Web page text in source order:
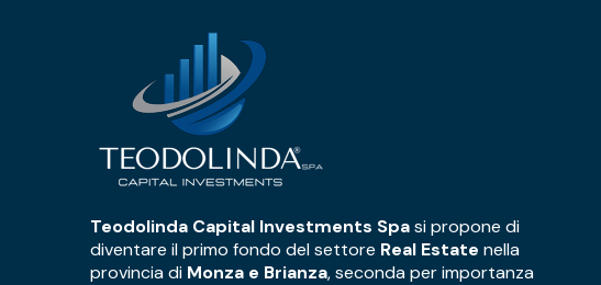
Teodolinda Capital Investments Spasi propone di
diventare il primo fondo del settore Real Estate nella
provincia di Monza e Brianza, seconda per importanza